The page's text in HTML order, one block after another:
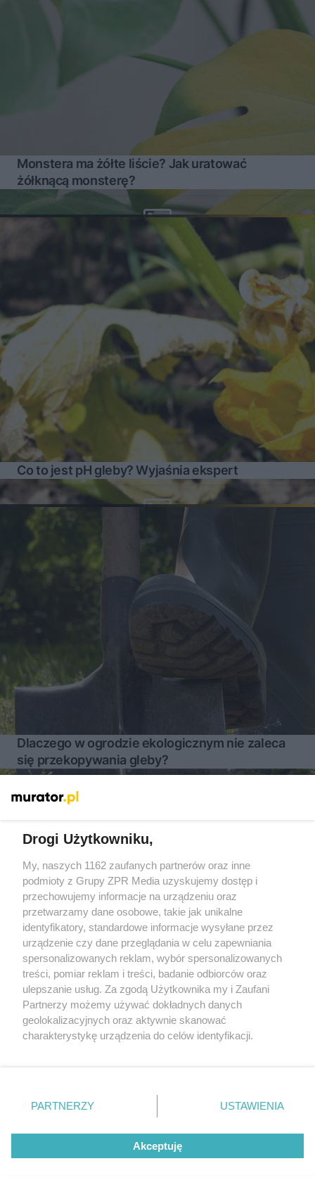
Monstera ma żółte liście? Jak uratować
żółknącą monsterę?
Co to jest pH gleby? Wyjaśnia ekspert
Dlaczego w ogrodzie ekologicznym nie zaleca
się przekopywania gleby?
Żaden utwór zamieszczony w serwisie nie może być powielany i
rozpowszechniany lub dalej rozpowszechniany w jakikolwiek
sposób (w tym także elektroniczny lub mechaniczny) na
jakimkolwiek polu eksploatacji w jakiejkolwiek formie, włącznie z
umieszczaniem w Internecie bez pisemnej zgody właściciela praw.
Jakiekolwiek użycie lub wykorzystanie utworów w całości lub w
części z naruszeniem prawa, tzn. bez właściwej zgody, jest
zabronione pod groźbą kary i może być ścigane prawnie.
Drogi Użytkowniku,
My, naszych 1162 zaufanych partnerów oraz inne
podmioty z Grupy ZPR Media uzyskujemy dostęp i
przechowujemy informacje na urządzeniu oraz
przetwarzamy dane osobowe, takie jak unikalne
identyfikatory, standardowe informacje wysyłane przez
urządzenie czy dane przeglądania w celu zapewniania
spersonalizowanych reklam, wybór spersonalizowanych
treści, pomiar reklam i treści, badanie odbiorców oraz
ulepszanie usług. Za zgodą Użytkownika my i Zaufani
Partnerzy możemy używać dokładnych danych
geolokalizacyjnych oraz aktywnie skanować
charakterystykę urządzenia do celów identyfikacji.
zmienić/wycofać klikając przycisk ustawień prywatności
znajdujący się w lewym dolnym rogu strony
rodzaje przetwarzania danych nie wymagają zgody
użytkownika, ale masz prawo sprzeciwić się takiemu
przetwarzaniu. Preferencje będą miały zastosowanie tylko
PARTNERZY USTAWIENIA
Akceptuję